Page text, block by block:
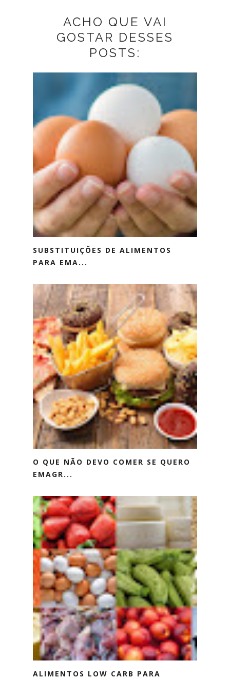
ACHO QUE VAI
GOSTAR DESSES
POSTS:
SUBSTITUIÇÕES DE ALIMENTOS
PARA EMA...
O QUE NÃO DEVO COMER SE QUERO
EMAGR...
ALIMENTOS LOW CARB PARA